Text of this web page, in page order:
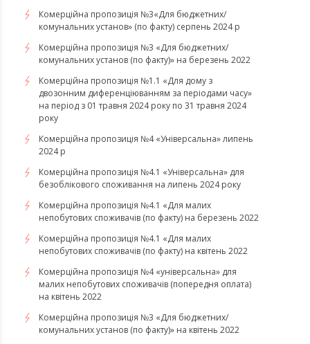
Комерційна пропозиція №3«Для бюджетних/
комунальних установ» (по факту) серпень 2024 р
Комерційна пропозиція №3 «Для бюджетних/
комунальних установ (по факту)» на березень 2022
Комерційна пропозиція №1.1 «Для дому з
двозонним диференціюванням за періодами часу»
на період з 01 травня 2024 року по 31 травня 2024
року
Комерційна пропозиція №4 «Універсальна» липень
2024 р
Комерційна пропозиція №4.1 «Універсальна» для
безоблікового споживання на липень 2024 року
​​​​​​​Комерційна пропозиція №4.1 «Для малих
непобутових споживачів (по факту) на березень 2022
Комерційна пропозиція №4.1 «Для малих
непобутових споживачів (по факту) на квітень 2022
​​​​​​​Комерційна пропозиція №4 «універсальна» для
малих непобутових споживачів (попередня оплата)
на квітень 2022
Комерційна пропозиція №3 «Для бюджетних/
комунальних установ (по факту)» на квітень 2022